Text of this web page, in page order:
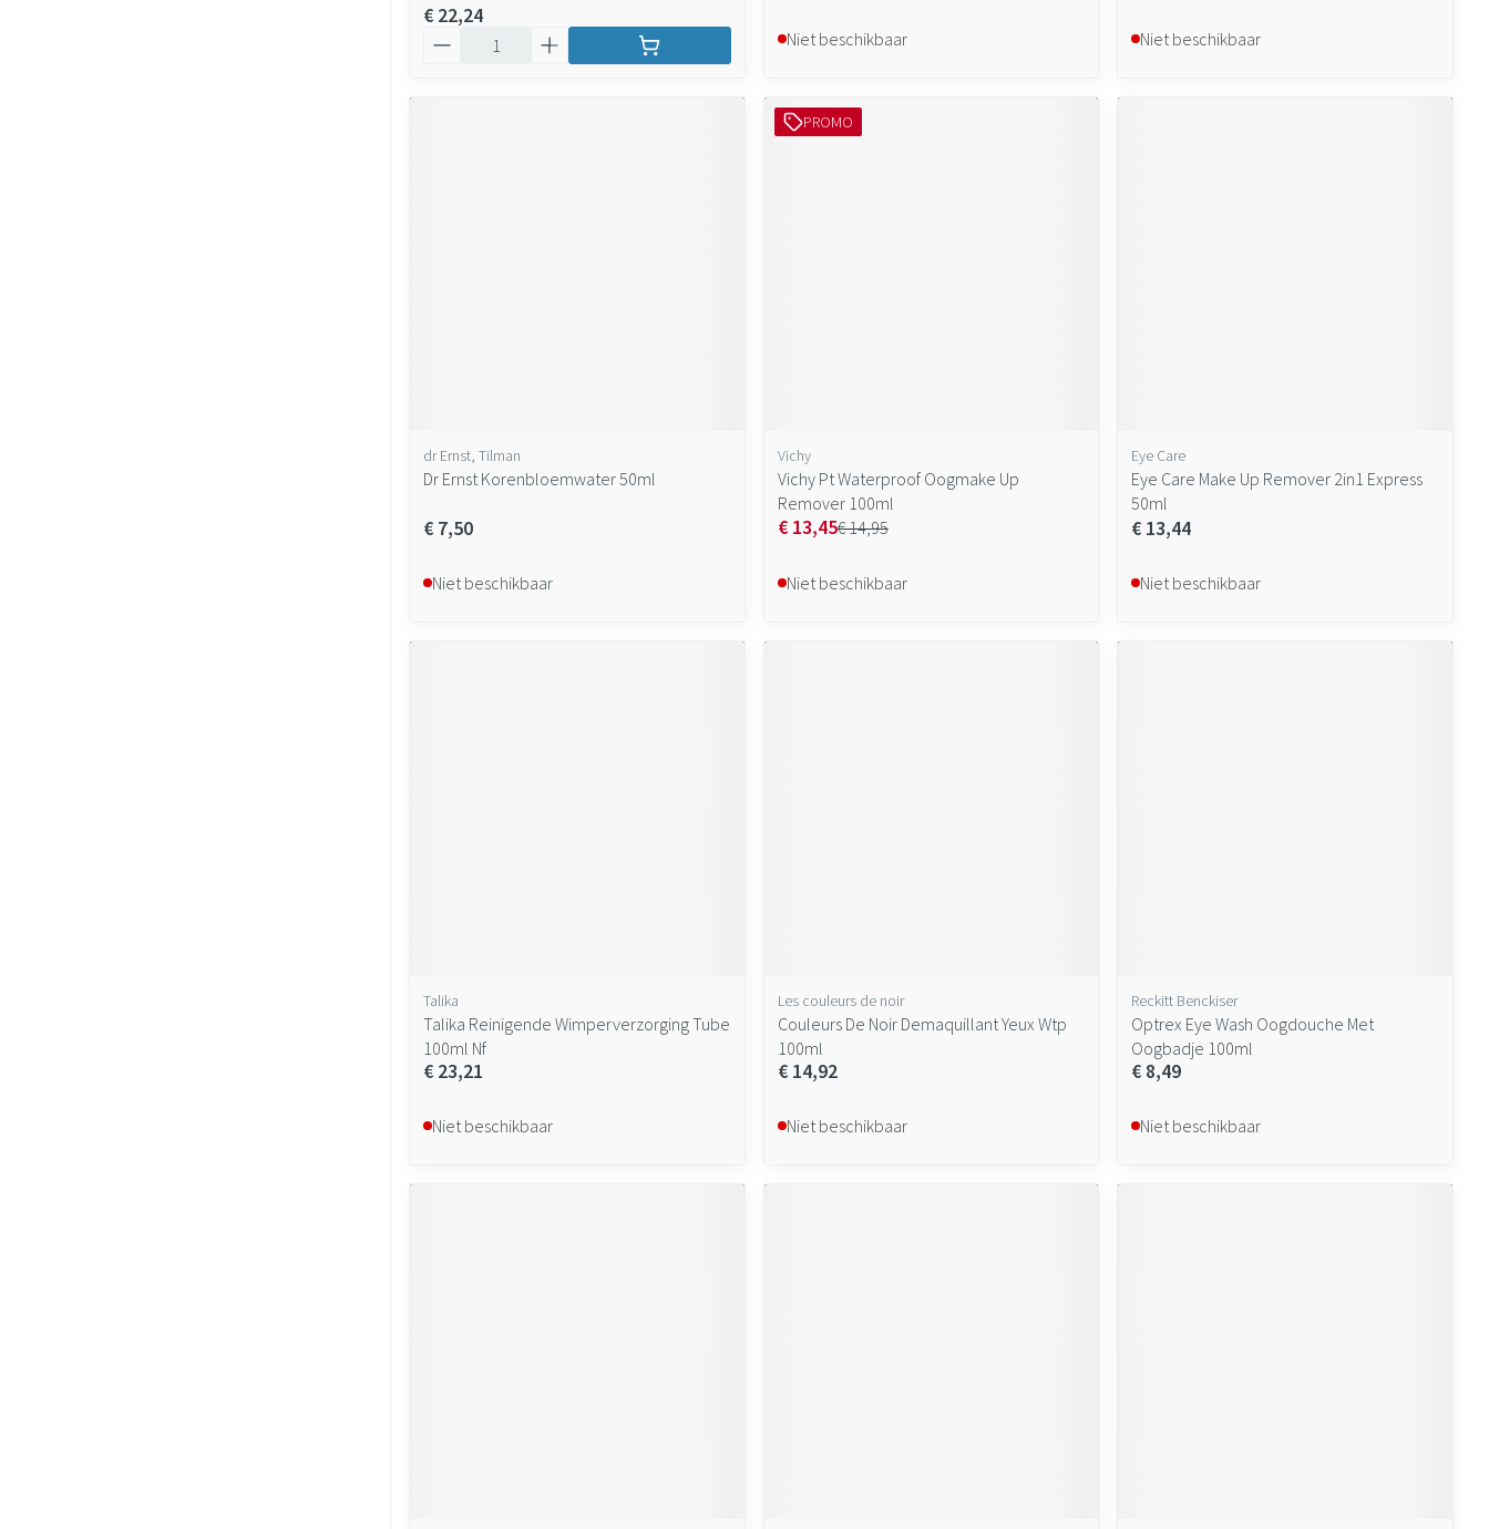
€ 22,24
Niet beschikbaar Niet beschikbaar
dr Ernst, Tilman
Dr Ernst Korenbloemwater 50ml
€ 7,50
Niet beschikbaar
PROMO
Vichy
Vichy Pt Waterproof Oogmake Up
Remover 100ml
€ 14,95
€ 13,45
Niet beschikbaar
Eye Care
Eye Care Make Up Remover 2in1 Express
50ml
€ 13,44
Niet beschikbaar
Talika
Talika Reinigende Wimperverzorging Tube
100ml Nf
€ 23,21
Niet beschikbaar
Les couleurs de noir
Couleurs De Noir Demaquillant Yeux Wtp
100ml
€ 14,92
Niet beschikbaar
Reckitt Benckiser
Optrex Eye Wash Oogdouche Met
Oogbadje 100ml
€ 8,49
Niet beschikbaar